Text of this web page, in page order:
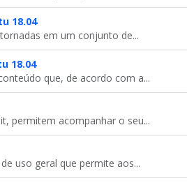
18.04
em um conjunto de...
18.04
que, de acordo com a...
permitem acompanhar o seu...
uso geral que permite aos...